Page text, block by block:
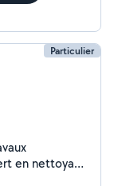
Particulier